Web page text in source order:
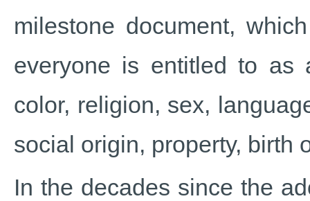
milestone document,
everyone is entitled to as
color, religion, sex,
social origin, property, birth
In the decades since the